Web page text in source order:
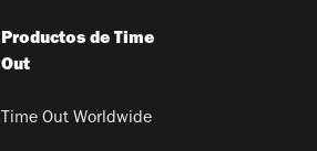
Productos de Time
Out
Time Out Worldwide